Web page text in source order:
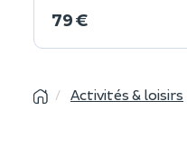
79 €
Activités & loisirs